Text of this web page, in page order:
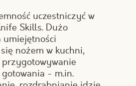
uczestniczyć w
Skills. Dużo
nożem w kuchni,
- m.in.